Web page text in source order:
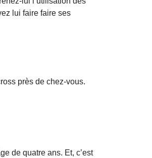
lui faire faire ses
près de chez-vous.
de quatre ans. Et, c’est